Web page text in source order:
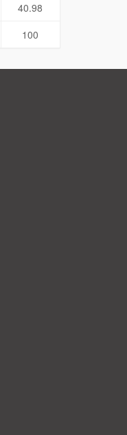
40.98
100